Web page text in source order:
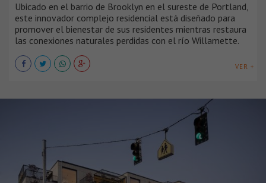
Ubicado en el barrio de Brooklyn en el sureste de Portland,
este innovador complejo residencial está diseñado para
promover el bienestar de sus residentes mientras restaura
las conexiones naturales perdidas con el río Willamette.
VER +